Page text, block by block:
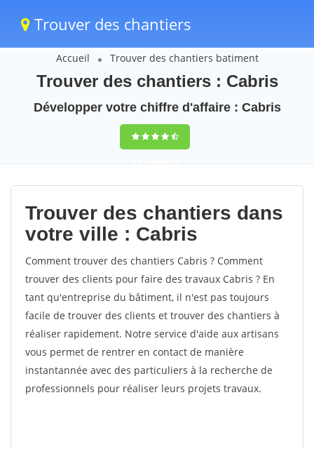
Trouver des chantiers
Accueil Trouver des chantiers batiment
Trouver des chantiers : Cabris
Développer votre chiffre d'affaire : Cabris
9,5(100%)39
votes
Trouver des chantiers dans
votre ville : Cabris
Comment trouver des chantiers Cabris ? Comment
trouver des clients pour faire des travaux Cabris ? En
tant qu'entreprise du bâtiment, il n'est pas toujours
facile de trouver des clients et trouver des chantiers à
réaliser rapidement. Notre service d'aide aux artisans
vous permet de rentrer en contact de manière
instantannée avec des particuliers à la recherche de
professionnels pour réaliser leurs projets travaux.